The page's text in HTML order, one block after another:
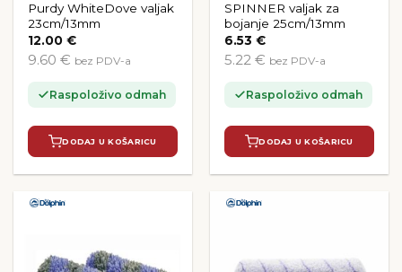
Purdy WhiteDove valjak
23cm/13mm
12.00€
9.60 € bez PDV-a
Raspoloživo odmah
DODAJ U KOŠARICU
SPINNER valjak za
bojanje 25cm/13mm
6.53€
5.22 € bez PDV-a
Raspoloživo odmah
DODAJ U KOŠARICU